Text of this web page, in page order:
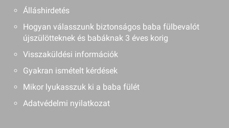
Álláshirdetés
Hogyan válasszunk biztonságos baba fülbevalót
újszülötteknek és babáknak 3 éves korig
Visszaküldési információk
Gyakran ismételt kérdések
Mikor lyukasszuk ki a baba fülét
Adatvédelmi nyilatkozat